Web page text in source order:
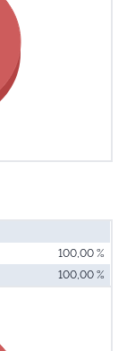
100,00 %
100,00 %